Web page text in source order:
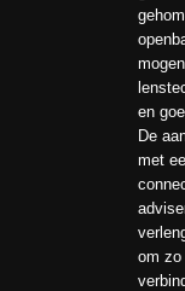
en
De
met
om zo